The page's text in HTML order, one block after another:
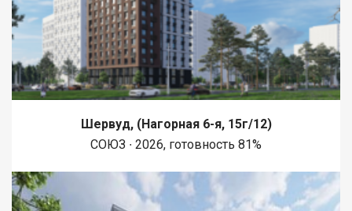
Шервуд, (Нагорная 6-я, 15г/12)
СОЮЗ ∙ 2026, готовность 81%